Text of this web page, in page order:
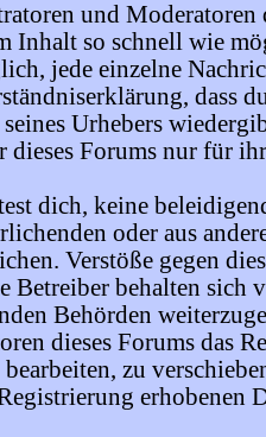
und Moderatoren
Inhalt so schnell wie
jede einzelne
dass
Urhebers
dieses Forums nur für
dich, keine
oder aus
Verstöße gegen
Betreiber behalten sich
Behörden
dieses Forums das
zu
erhobenen